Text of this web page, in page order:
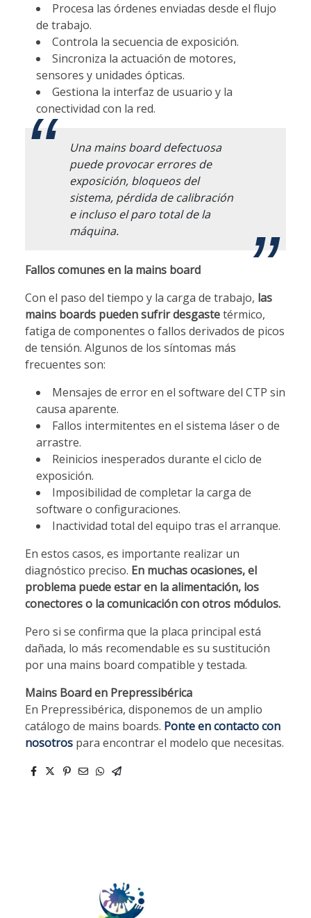
Procesa las órdenes enviadas desde el flujo
de trabajo.
Controla la secuencia de exposición.
Sincroniza la actuación de motores,
sensores y unidades ópticas.
Gestiona la interfaz de usuario y la
conectividad con la red.
Una mains board defectuosa
puede provocar errores de
exposición, bloqueos del
sistema, pérdida de calibración
e incluso el paro total de la
máquina.
Fallos comunes en la mains board
Con el paso del tiempo y la carga de trabajo, las
mains boards pueden sufrir desgastetérmico,
fatiga de componentes o fallos derivados de picos
de tensión. Algunos de los síntomas más
frecuentes son:
Mensajes de error en el software del CTP sin
causa aparente.
Fallos intermitentes en el sistema láser o de
arrastre.
Reinicios inesperados durante el ciclo de
exposición.
Imposibilidad de completar la carga de
software o configuraciones.
Inactividad total del equipo tras el arranque.
En estos casos, es importante realizar un
diagnóstico preciso. En muchas ocasiones, el
problema puede estar en la alimentación, los
conectores o la comunicación con otros módulos.
Pero si se confirma que la placa principal está
dañada, lo más recomendable es su sustitución
por una mains board compatible y testada.
Mains Board en Prepressibérica
En Prepressibérica, disponemos de un amplio
catálogo de mains boards. Ponte en contacto con
nosotros para encontrar el modelo que necesitas.